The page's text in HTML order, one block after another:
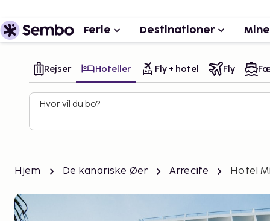
Ferie Destinationer
Rejser Hoteller Fly + hotel Fly
Hvor vil du bo?
Hjem De kanariske Øer Arrecife Hotel